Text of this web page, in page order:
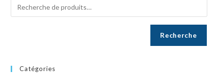
Recherche
Catégories